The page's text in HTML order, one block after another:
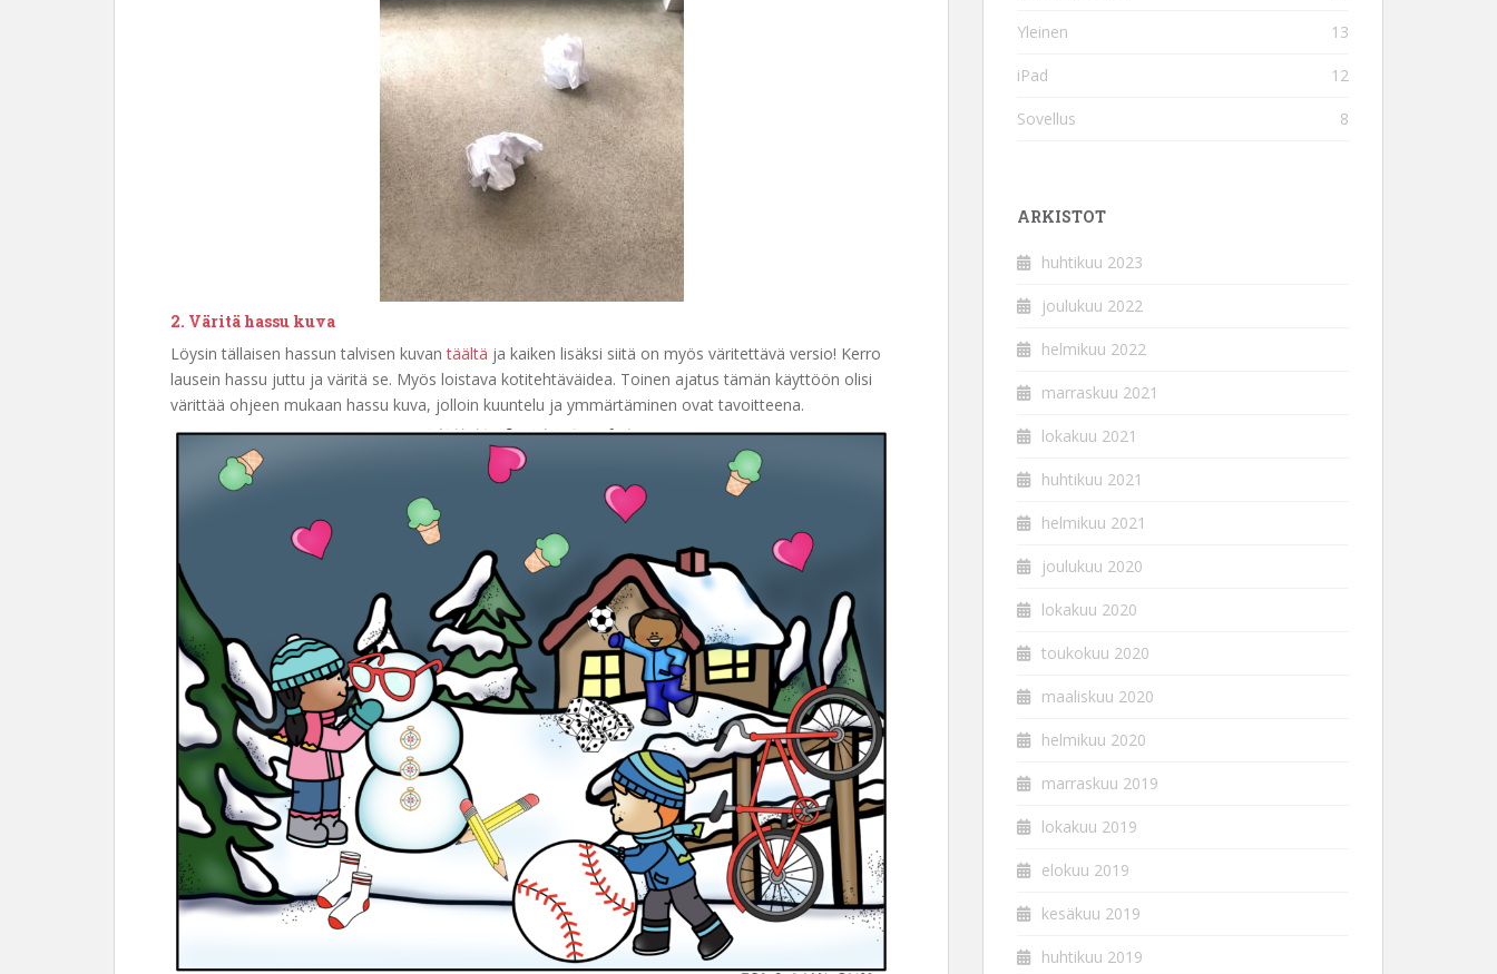
2. Väritä hassu kuva
Löysin tällaisen hassun talvisen kuvantäältä ja kaiken lisäksi siitä on myös väritettävä versio! Kerro
lausein hassu juttu ja väritä se. Myös loistava kotitehtäväidea. Toinen ajatus tämän käyttöön olisi
värittää ohjeen mukaan hassu kuva, jolloin kuuntelu ja ymmärtäminen ovat tavoitteena.
Yleinen 13
iPad 12
Sovellus 8
ARKISTOT
huhtikuu 2023
joulukuu 2022
helmikuu 2022
marraskuu 2021
lokakuu 2021
huhtikuu 2021
helmikuu 2021
joulukuu 2020
lokakuu 2020
toukokuu 2020
maaliskuu 2020
helmikuu 2020
marraskuu 2019
lokakuu 2019
elokuu 2019
kesäkuu 2019
huhtikuu 2019